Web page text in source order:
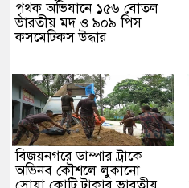
পৃথক অভিযানে ১৫৬ বোতল
ভারতীয় মদ ও ৯০৯ পিস
কসমেটিকস উদ্ধার
বিজয়নগরে ডাম্পার ট্রাকে
অভিনব কৌশলে লুকানো